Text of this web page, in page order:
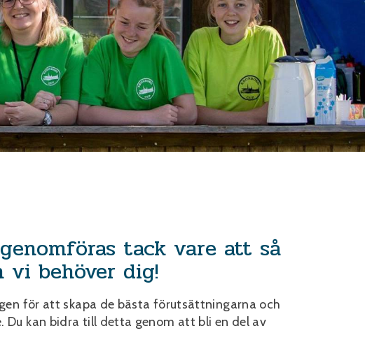
tack vare att så
behöver dig!
för att skapa de bästa förutsättningarna och
Du kan bidra till detta genom att bli en del av